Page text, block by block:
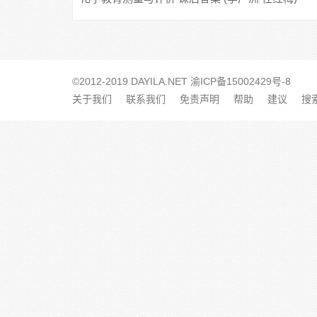
©2012-2019 DAYILA.NET 渝ICP备15002429号-8
关于我们
联系我们 免责声明 帮助 建议 搜